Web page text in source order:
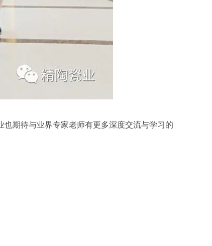
期待与业界专家老师有更多深度交流与学习的